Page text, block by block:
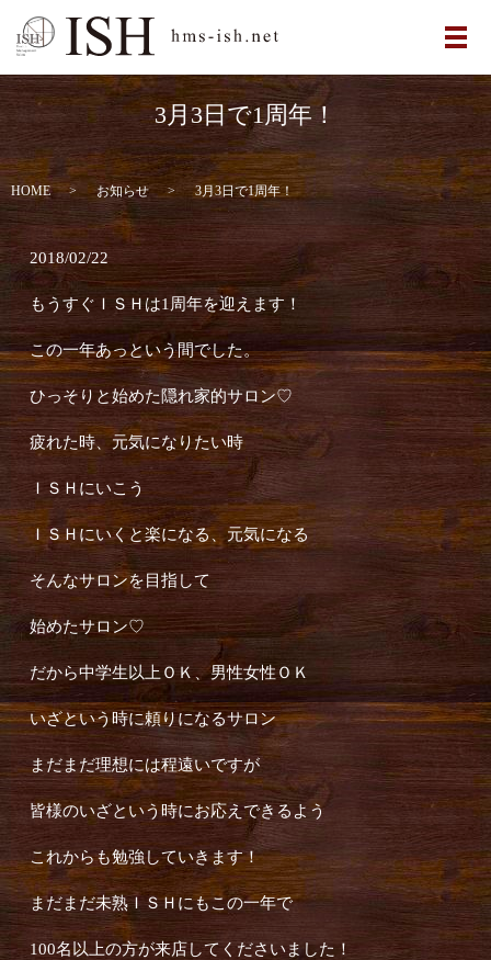
メ
3月3日で1周年！
HOME お知らせ 3月3日で1周年！
2018/02/22
もうすぐＩＳＨは1周年を迎えます！
この一年あっという間でした。
ひっそりと始めた隠れ家的サロン♡
疲れた時、元気になりたい時
ＩＳＨにいこう
ＩＳＨにいくと楽になる、元気になる
そんなサロンを目指して
始めたサロン♡
だから中学生以上ＯＫ、男性女性ＯＫ
いざという時に頼りになるサロン
まだまだ理想には程遠いですが
皆様のいざという時にお応えできるよう
これからも勉強していきます！
まだまだ未熟ＩＳＨにもこの一年で
100名以上の方が来店してくださいました！